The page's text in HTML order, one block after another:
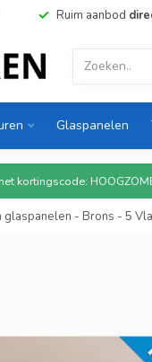
Ruim aanbod
Glaspanelen
kortingscode:
- Brons - 5